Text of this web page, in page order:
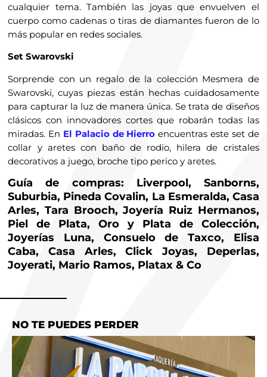
cualquier tema. También las joyas que envuelven el
cuerpo como cadenas o tiras de diamantes fueron de lo
más popular en redes sociales.
Set Swarovski
Sorprende con un regalo de la colección Mesmera de
Swarovski, cuyas piezas están hechas cuidadosamente
para capturar la luz de manera única. Se trata de diseños
clásicos con innovadores cortes que robarán todas las
miradas. En El Palacio de Hierro encuentras este set de
collar y aretes con baño de rodio, hilera de cristales
decorativos a juego, broche tipo perico y aretes.
Guía de compras: Liverpool, Sanborns,
Suburbia, Pineda Covalin, La Esmeralda, Casa
Arles, Tara Brooch, Joyería Ruiz Hermanos,
Piel de Plata, Oro y Plata de Colección,
Joyerías Luna, Consuelo de Taxco, Elisa
Caba, Casa Arles, Click Joyas, Deperlas,
Joyerati, Mario Ramos, Platax & Co
NO TE PUEDES PERDER